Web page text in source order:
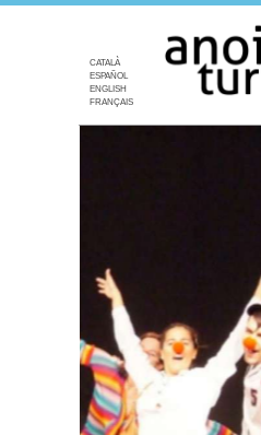
CATALÀ
ESPAÑOL
ENGLISH
FRANÇAIS